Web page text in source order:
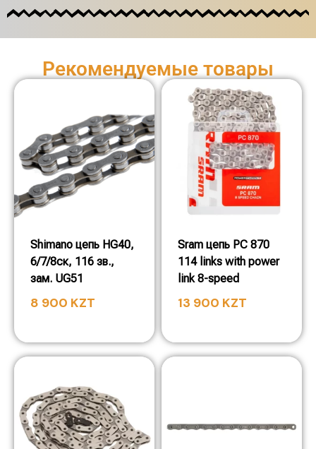
Рекомендуемые товары
Shimano цепь HG40,
6/7/8ск, 116 зв.,
зам. UG51
8 900 KZT
Sram цепь PC 870
114 links with power
link 8-speed
13 900 KZT